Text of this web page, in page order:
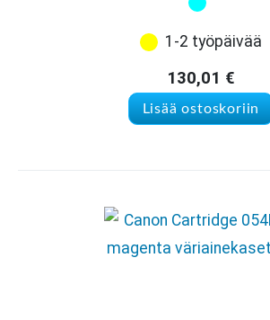
1-2 työpäivää
130,01 €
Lisää ostoskoriin